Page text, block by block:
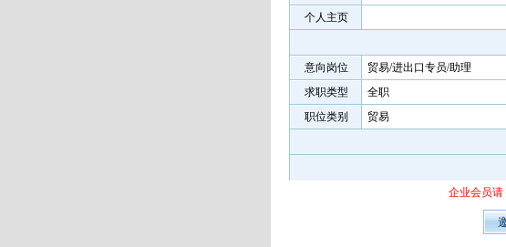
个人主页
意向岗位
贸易/进出口专员/助理
求职类型
全职
职位类别
贸易
企业会员请